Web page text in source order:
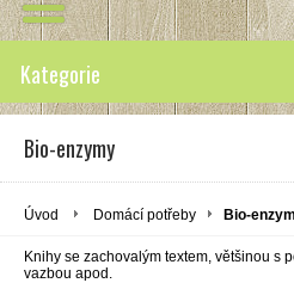
Kategorie
Bio-enzymy
Úvod Domácí potřeby Bio-
Knihy se zachovalým textem, většinou s
vazbou apod.